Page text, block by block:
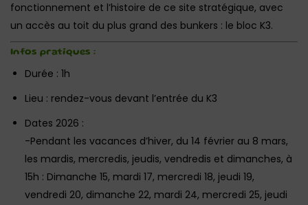
fonctionnement et l’histoire de ce site stratégique, avec
un accès au toit du plus grand des bunkers : le bloc K3.
Infos pratiques :
Durée : 1h
Lieu : rendez-vous devant l’entrée du K3
Dates 2026 :
-Pendant les vacances d’hiver, du 14 février au 8 mars,
les mardis, mercredis, jeudis, vendredis et dimanches, à
15h : Dimanche 15, mardi 17, mercredi 18, jeudi 19,
vendredi 20, dimanche 22, mardi 24, mercredi 25, jeudi